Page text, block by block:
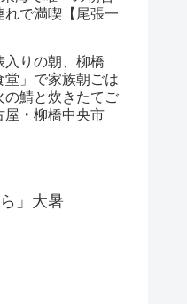
れで満喫【尾張一
入りの朝、柳橋
堂」で家族朝ごは
の鯖と炊きたてご
屋・柳橋中央市
」大暑